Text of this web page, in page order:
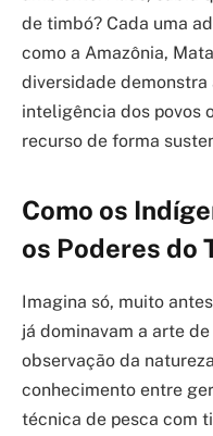
de timbó? Cada uma
como a Amazônia,
diversidade demonstra
inteligência dos povos
recurso de forma
Como os
os Poderes do
Imagina só, muito
já dominavam a arte
observação da
conhecimento entre
técnica de pesca com